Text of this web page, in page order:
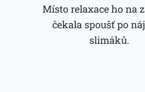
Místo relaxace ho na
čekala spoušť po
slimáků.